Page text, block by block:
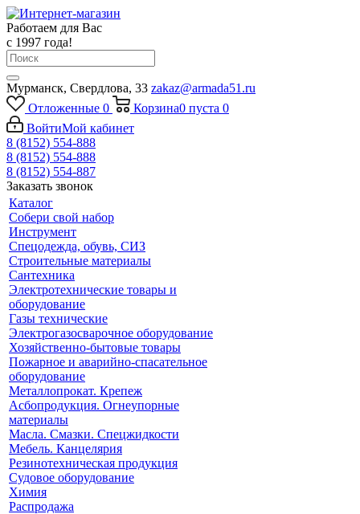
Работаем для Вас
с 1997 года!
Мурманск, Свердлова, 33 zakaz@armada51.ru
Отложенные 0 Корзина0 пуста 0
ВойтиМой кабинет
8 (8152) 554-888
8 (8152) 554-888
8 (8152) 554-887
Заказать звонок
Каталог
Собери свой набор
Инструмент
Спецодежда, обувь, СИЗ
Строительные материалы
Сантехника
Электротехнические товары и
оборудование
Газы технические
Электрогазосварочное оборудование
Хозяйственно-бытовые товары
Пожарное и аварийно-спасательное
оборудование
Металлопрокат. Крепеж
Асбопродукция. Огнеупорные
материалы
Масла. Смазки. Спецжидкости
Мебель. Канцелярия
Резинотехническая продукция
Судовое оборудование
Химия
Распродажа